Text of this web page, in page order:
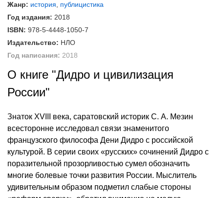
Жанр: история
публицистика
Год издания: 2018
ISBN: 978-5-4448-1050-7
Издательство: НЛО
Год написания: 2018
О книге "Дидро и цивилизация
России"
Знаток XVIII века, саратовский историк С. А. Мезин
всесторонне исследовал связи знаменитого
французского философа Дени Дидро с российской
культурой. В серии своих «русских» сочинений Дидро с
поразительной прозорливостью сумел обозначить
многие болевые точки развития России. Мыслитель
удивительным образом подметил слабые стороны